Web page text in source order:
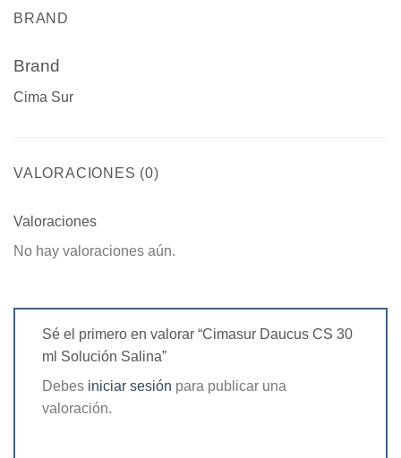
BRAND
Brand
Cima Sur
VALORACIONES (0)
Valoraciones
No hay valoraciones aún.
Sé el primero en valorar “Cimasur Daucus CS 30
ml Solución Salina”
Debes iniciar sesión para publicar una
valoración.